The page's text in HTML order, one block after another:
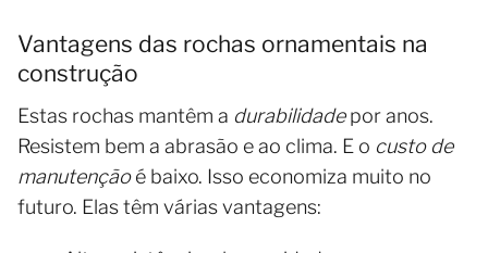
Vantagens das rochas ornamentais na
construção
Estas rochas mantêm a durabilidadepor anos.
Resistem bem a abrasão e ao clima. E o custo de
manutençãoé baixo. Isso economiza muito no
futuro. Elas têm várias vantagens: